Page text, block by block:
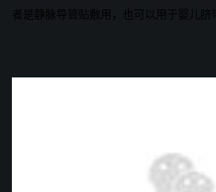
者是静脉导管贴敷用，也可以用于婴儿脐